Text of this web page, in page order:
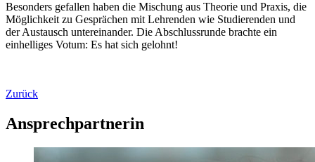
Besonders gefallen haben die Mischung aus Theorie und Praxis, die
Möglichkeit zu Gesprächen mit Lehrenden wie Studierenden und
der Austausch untereinander. Die Abschlussrunde brachte ein
einhelliges Votum: Es hat sich gelohnt!
Zurück
Ansprechpartnerin